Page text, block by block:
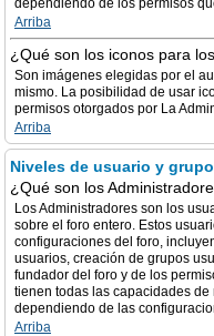
dependiendo de los permisos
Arriba
¿Qué son los iconos para
Son imágenes elegidas por el
mismo. La posibilidad de usar
permisos otorgados por La
Arriba
Niveles de usuario y
¿Qué son los
Los Administradores son los
sobre el foro entero. Estos
configuraciones del foro,
usuarios, creación de grupos
fundador del foro y de los
tienen todas las capacidades
dependiendo de las
Arriba